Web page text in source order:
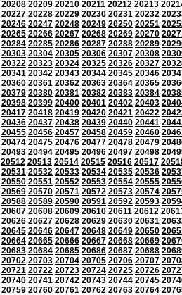
20208 20209 20210 20211 20212 20213
20227 20228 20229 20230 20231 20232
20246 20247 20248 20249 20250 20251
20265 20266 20267 20268 20269 20270
20284 20285 20286 20287 20288 20289
20303 20304 20305 20306 20307 20308
20322 20323 20324 20325 20326 20327
20341 20342 20343 20344 20345 20346
20360 20361 20362 20363 20364 20365
20379 20380 20381 20382 20383 20384
20398 20399 20400 20401 20402 20403
20417 20418 20419 20420 20421 20422
20436 20437 20438 20439 20440 20441
20455 20456 20457 20458 20459 20460
20474 20475 20476 20477 20478 20479
20493 20494 20495 20496 20497 20498
20512 20513 20514 20515 20516 20517
20531 20532 20533 20534 20535 20536
20550 20551 20552 20553 20554 20555
20569 20570 20571 20572 20573 20574
20588 20589 20590 20591 20592 20593
20607 20608 20609 20610 20611 20612
20626 20627 20628 20629 20630 20631
20645 20646 20647 20648 20649 20650
20664 20665 20666 20667 20668 20669
20683 20684 20685 20686 20687 20688
20702 20703 20704 20705 20706 20707
20721 20722 20723 20724 20725 20726
20740 20741 20742 20743 20744 20745
20759 20760 20761 20762 20763 20764